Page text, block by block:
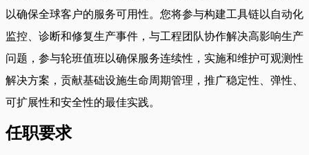
以确保全球客户的服务可用性。您将参与构建工具链以自动化
监控、诊断和修复生产事件，与工程团队协作解决高影响生产
问题，参与轮班值班以确保服务连续性，实施和维护可观测性
解决方案，贡献基础设施生命周期管理，推广稳定性、弹性、
可扩展性和安全性的最佳实践。
任职要求